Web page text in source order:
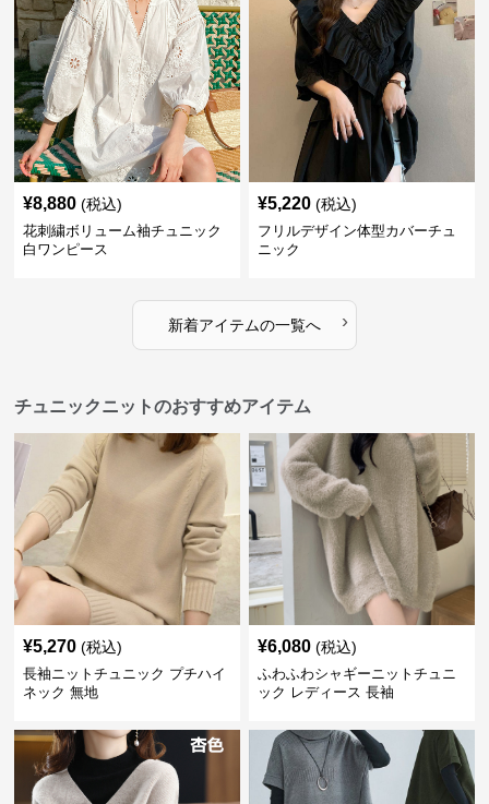
¥8,880 (税込)
花刺繍ボリューム袖チュニック
白ワンピース
¥5,220 (税込)
フリルデザイン体型カバーチュ
ニック
新着アイテムの一覧へ ›
チュニックニットのおすすめアイテム
¥5,270 (税込)
長袖ニットチュニック プチハイ
ネック 無地
¥6,080 (税込)
ふわふわシャギーニットチュニ
ック レディース 長袖